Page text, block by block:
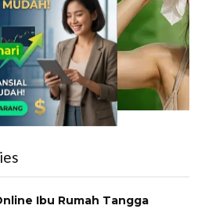
Ibu Rumah Tangga